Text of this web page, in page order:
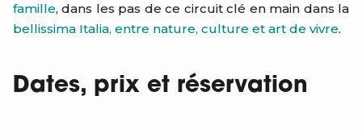
famille, dans les pas de ce circuit clé en main dans la
bellissima Italia, entre nature, culture et art de vivre.
Dates, prix et réservation